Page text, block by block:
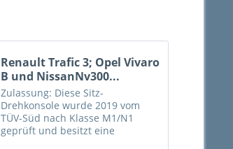
Renault Trafic 3; Opel Vivaro
B und NissanNv300...
Zulassung: Diese Sitz-
Drehkonsole wurde 2019 vom
TÜV-Süd nach Klasse M1/N1
geprüft und besitzt eine